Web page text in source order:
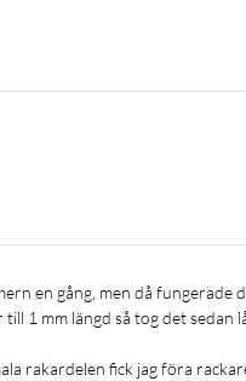
1 mm längd så tog det
rakardelen fick jag föra